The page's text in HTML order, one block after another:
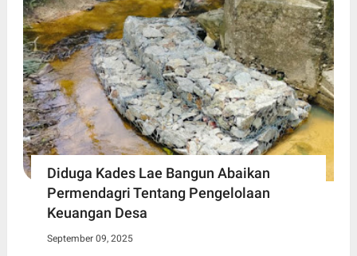
Diduga Kades Lae Bangun Abaikan
Permendagri Tentang Pengelolaan
Keuangan Desa
September 09, 2025